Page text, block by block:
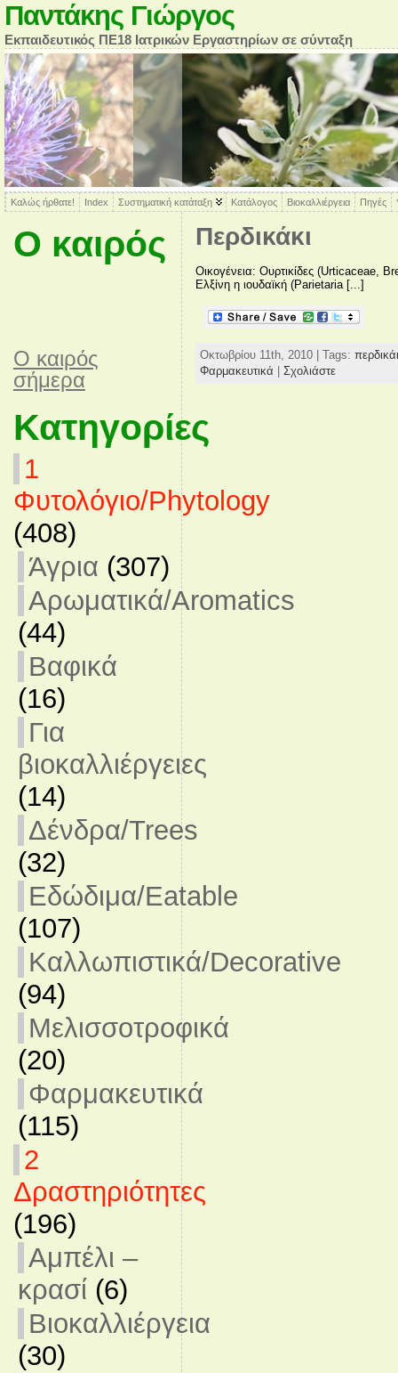
Παντάκης Γιώργος
Εκπαιδευτικός ΠΕ18 Ιατρικών Εργαστηρίων σε σύνταξη
Καλώς ήρθατε! Index Συστηματική κατάταξη Κατάλογος Βιοκαλλιέργεια Πηγές
Ο καιρός
O καιρός
σήμερα
Κατηγορίες
1
Φυτολόγιο/Phytology
(408)
Άγρια (307)
Αρωματικά/Aromatics
(44)
Βαφικά
(16)
Για
βιοκαλλιέργειες
(14)
Δένδρα/Trees
(32)
Εδώδιμα/Eatable
(107)
Καλλωπιστικά/Decorative
(94)
Μελισσοτροφικά
(20)
Φαρμακευτικά
(115)
2
Δραστηριότητες
(196)
Αμπέλι –
κρασί (6)
Βιοκαλλιέργεια
(30)
Περδικάκι
Οικογένεια: Ουρτικίδες (Urticaceae,
Ελξίνη η ιουδαϊκή (Parietaria [...]
Οκτωβρίου 11th, 2010 | Tags:
Φαρμακευτικά
Σχολιάστε